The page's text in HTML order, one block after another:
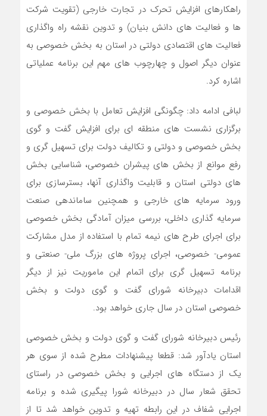
راهکارهای افزایش تحرک در تجارت خارجی (تقویت شرکت
ها و فعالیت های دانش بنیان) و تدوین نقشه راه واگذاری
فعالیت های اقتصادی دولتی در استان به بخش خصوصی به
عنوان دیگر اصول و چهارچوب های مهم این برنامه عملیاتی
اشاره کرد.
لبافی ادامه داد: چگونگی افزایش تعامل با بخش خصوصی و
برگزاری نشست های منطقه ای برای افزایش گفت و گوی
بخش خصوصی و دولتی و تکالیف دولت برای تسهیل گری و
رفع موانع از بخش های پیشران خصوصی، شناسایی بخش
های دولتی استان و قابلیت واگذاری آنها، بسترسازی برای
ورود سرمایه های خارجی و همچنین ساماندهی صنعت
سرمایه گذاری داخلی، بررسی میزان آمادگی بخش خصوصی
برای اجرای طرح های نیمه تمام با استفاده از مدل مشارکت
عمومی- خصوصی، اجرای پروژه های بزرگ ملی- صنعتی و
برنامه تسهیل گری برای اتمام این ماموریت نیز از دیگر
اقدامات دبیرخانه شورای گفت و گوی دولت و بخش
خصوصی استان در سال جاری خواهد بود.
رئیس دبیرخانه شورای گفت و گوی دولت و بخش خصوصی
استان یادآور شد: قطعا پیشنهادات مطرح شده از سوی هر
یک از دستگاه های اجرایی و بخش خصوصی در راستای
تحقق شعار سال در دبیرخانه شورا پیگیری شده و برنامه
اجرایی شفاف در این رابطه تهیه و تدوین خواهد شد تا از